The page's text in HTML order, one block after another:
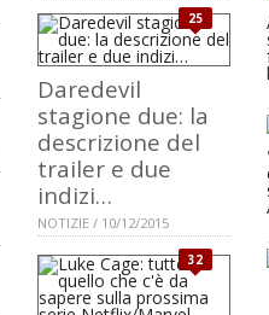
25
Daredevil
stagione due: la
descrizione del
trailer e due
indizi…
NOTIZIE / 10/12/2015
32